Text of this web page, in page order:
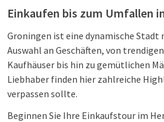
Einkaufen bis zum Umfallen
Groningen ist eine dynamische
Auswahl an Geschäften, von
Kaufhäuser bis hin zu gemütlichen
Liebhaber finden hier zahlreiche
verpassen sollte.
Beginnen Sie Ihre Einkaufstour im